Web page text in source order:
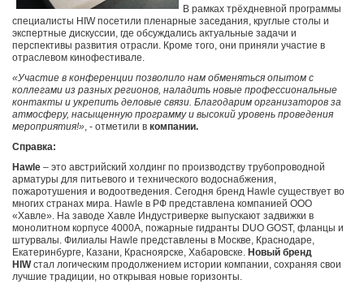
В рамках трёхдневной программы
специалисты HIW посетили пленарные заседания, круглые столы и
экспертные дискуссии, где обсуждались актуальные задачи и
перспективы развития отрасли. Кроме того, они приняли участие в
отраслевом кинофестивале.
«Участие в конференции позволило нам обменяться опытом с
коллегами из разных регионов, наладить новые профессиональные
контакты и укрепить деловые связи. Благодарим организаторов за
атмосферу, насыщенную программу и высокий уровень проведения
мероприятия!», - отметили в компании.
Справка:
Hawle – это австрийский холдинг по производству трубопроводной
арматуры для питьевого и технического водоснабжения,
пожаротушения и водоотведения. Сегодня бренд Hawle существует во
многих странах мира. Hawle в РФ представлена компанией ООО
«Хавле». На заводе Хавле Индустриверке выпускают задвижки в
монолитном корпусе 4000А, пожарные гидранты DUO GOST, фланцы и
штурвалы. Филиалы Hawle представлены в Москве, Краснодаре,
Екатеринбурге, Казани, Красноярске, Хабаровске. Новый бренд
HIWстал логическим продолжением истории компании, сохраняя свои
лучшие традиции, но открывая новые горизонты.